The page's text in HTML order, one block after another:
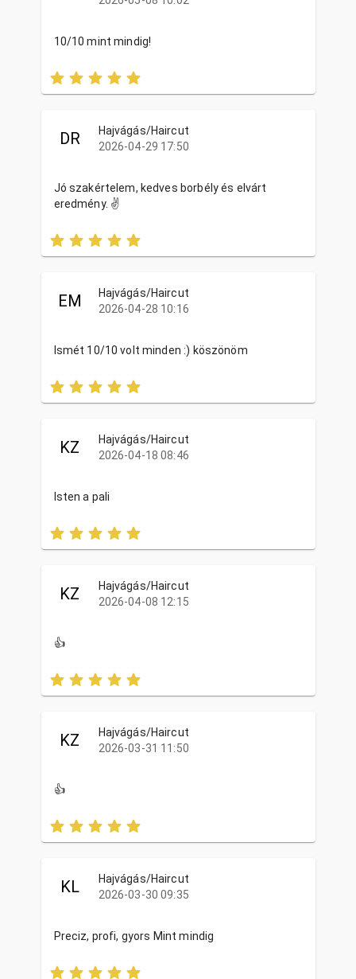
10/10 mint mindig!
DR
Hajvágás/Haircut
2026-04-29 17:50
Jó szakértelem, kedves borbély és elvárt
eredmény. ✌️
EM
Hajvágás/Haircut
2026-04-28 10:16
Ismét 10/10 volt minden :) köszönöm
KZ
Hajvágás/Haircut
2026-04-18 08:46
Isten a pali
KZ
Hajvágás/Haircut
2026-04-08 12:15
👍
KZ
Hajvágás/Haircut
2026-03-31 11:50
👍
KL
Hajvágás/Haircut
2026-03-30 09:35
Preciz, profi, gyors Mint mindig